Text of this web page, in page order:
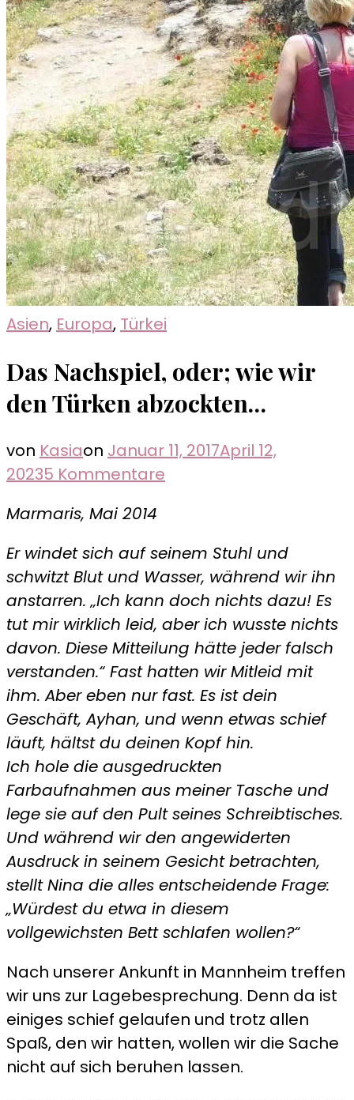
Asien, Europa, Türkei
Das Nachspiel, oder; wie wir
den Türken abzockten…
von Kasiaon Januar 11, 2017April 12,
20235 Kommentare
oder;
wie
wir
den
Türken
abzockten…
Marmaris, Mai 2014
Er windet sich auf seinem Stuhl und
schwitzt Blut und Wasser, während wir ihn
anstarren. „Ich kann doch nichts dazu! Es
tut mir wirklich leid, aber ich wusste nichts
davon. Diese Mitteilung hätte jeder falsch
verstanden.“ Fast hatten wir Mitleid mit
ihm. Aber eben nur fast. Es ist dein
Geschäft, Ayhan, und wenn etwas schief
läuft, hältst du deinen Kopf hin.
Ich hole die ausgedruckten
Farbaufnahmen aus meiner Tasche und
lege sie auf den Pult seines Schreibtisches.
Und während wir den angewiderten
Ausdruck in seinem Gesicht betrachten,
stellt Nina die alles entscheidende Frage:
„Würdest du etwa in diesem
vollgewichsten Bett schlafen wollen?“
Nach unserer Ankunft in Mannheim treffen
wir uns zur Lagebesprechung. Denn da ist
einiges schief gelaufen und trotz allen
Spaß, den wir hatten, wollen wir die Sache
nicht auf sich beruhen lassen.